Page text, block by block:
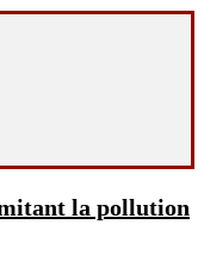
la pollution